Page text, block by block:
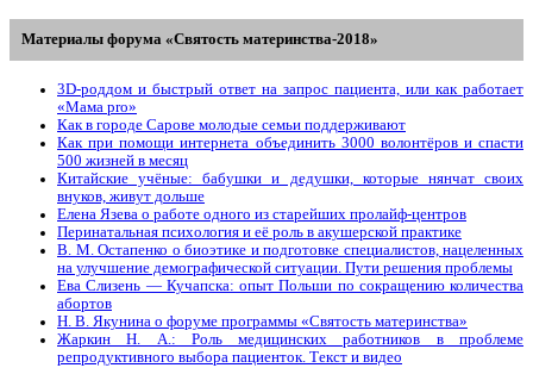
Материалы форума «Святость материнства-2018»
3D-роддом и быстрый ответ на запрос пациента, или как работает
«Мама prо»
Как в городе Сарове молодые семьи поддерживают
Как при помощи интернета объединить 3000 волонтёров и спасти
500 жизней в месяц
Китайские учёные: бабушки и дедушки, которые нянчат своих
внуков, живут дольше
Елена Язева о работе одного из старейших пролайф-центров
Перинатальная психология и её роль в акушерской практике
В. М. Остапенко о биоэтике и подготовке специалистов, нацеленных
на улучшение демографической ситуации. Пути решения проблемы
Ева Слизень — Кучапска: опыт Польши по сокращению количества
абортов
Н. В. Якунина о форуме программы «Святость материнства»
Жаркин Н. А.: Роль медицинских работников в проблеме
репродуктивного выбора пациенток. Tекст и видео